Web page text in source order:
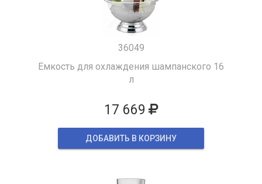
36049
Емкость для охлаждения шампанского 16
л
17 669
ДОБАВИТЬ В КОРЗИНУ